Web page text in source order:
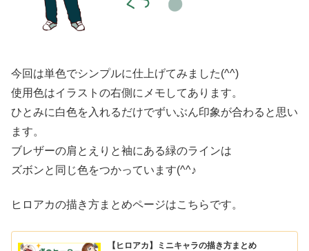
今回は単色でシンプルに仕上げてみました(^^)
使用色はイラストの右側にメモしてあります。
ひとみに白色を入れるだけでずいぶん印象が合わると思い
ます。
ブレザーの肩とえりと袖にある緑のラインは
ズボンと同じ色をつかっています(^^♪
ヒロアカの描き方まとめページはこちらです。
【ヒロアカ】ミニキャラの描き方まとめ